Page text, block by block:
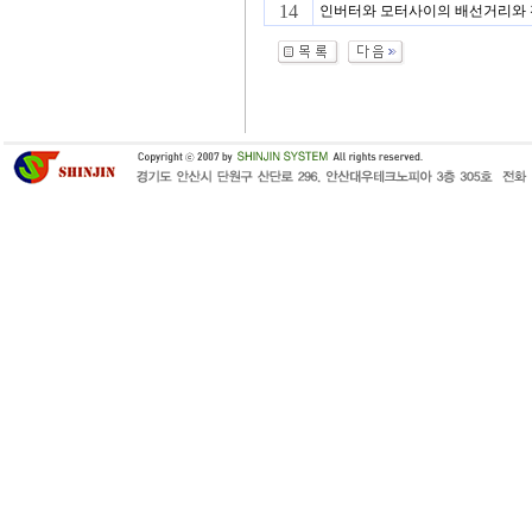
14 인버터와 모터사이의 배선거리와